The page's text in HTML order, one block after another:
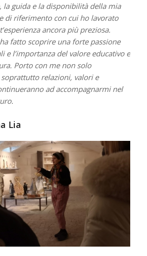
la guida e la disponibilità della mia
di riferimento con cui ho lavorato
ancora più preziosa.
fatto scoprire una forte passione
e l’importanza del valore educativo e
Porto con me non solo
relazioni, valori e
ad accompagnarmi nel
Lia